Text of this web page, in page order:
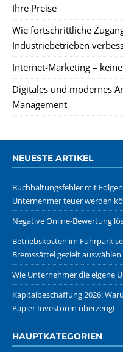
Ihre Preise
Wie fortschrittliche
Industriebetrieben
Internet-Marketing –
Digitales und modernes
Management
NEUESTE ARTIKEL
Buchhaltungsfehler mit
Unternehmer teuer werden
Negative Online-Bewertung
Betriebskosten im Fuhrpark
Bremssättel gezielt auswählen
Wie Unternehmer die eigene
Kapitalbeschaffung 2026:
Papier Investoren überzeugt
HAUPTKATEGORIEN